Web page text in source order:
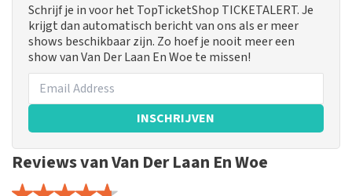
Schrijf je in voor het TopTicketShop TICKETALERT. Je
krijgt dan automatisch bericht van ons als er meer
shows beschikbaar zijn. Zo hoef je nooit meer een
show van Van Der Laan En Woe te missen!
INSCHRIJVEN
Reviews van Van Der Laan En Woe